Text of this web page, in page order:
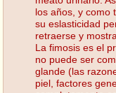
los años, y como
su eslasticidad
retraerse y
La fimosis es el
no puede ser
glande (las
piel, factores